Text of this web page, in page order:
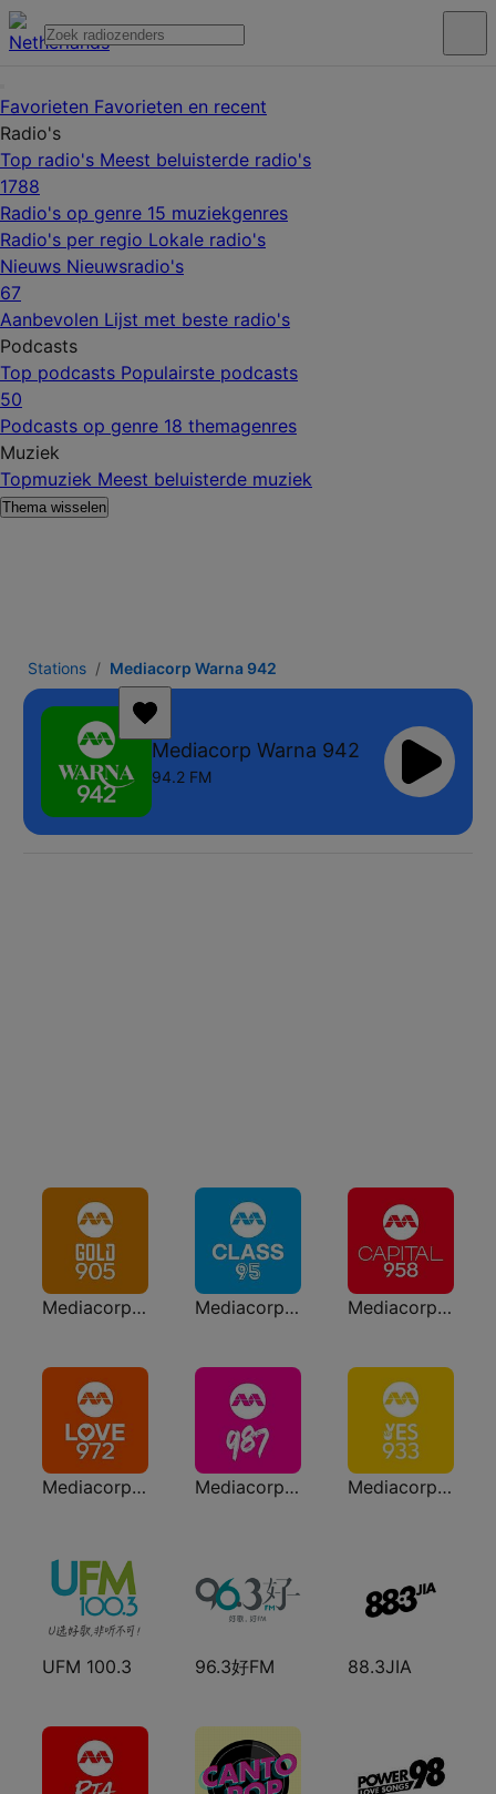
Favorieten Favorieten en recent
Radio's
Top radio's Meest beluisterde radio's
1788
Radio's op genre 15 muziekgenres
Radio's per regio Lokale radio's
Nieuws Nieuwsradio's
67
Aanbevolen Lijst met beste radio's
Podcasts
Top podcasts Populairste podcasts
50
Podcasts op genre 18 themagenres
Muziek
Topmuziek Meest beluisterde muziek
Thema wisselen
Stations Mediacorp Warna 942
Mediacorp Warna 942
94.2 FM
Mediacorp GOLD 905 Mediacorp CLASS 95 Mediacorp CAPITAL 958
Mediacorp LOVE 972 Mediacorp 987 Mediacorp YES 933
UFM 100.3 96.3好FM 88.3JIA